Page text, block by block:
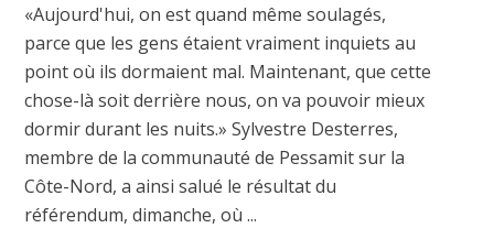
«Aujourd'hui, on est quand même soulagés,
parce que les gens étaient vraiment inquiets au
point où ils dormaient mal. Maintenant, que cette
chose-là soit derrière nous, on va pouvoir mieux
dormir durant les nuits.» Sylvestre Desterres,
membre de la communauté de Pessamit sur la
Côte-Nord, a ainsi salué le résultat du
référendum, dimanche, où ...